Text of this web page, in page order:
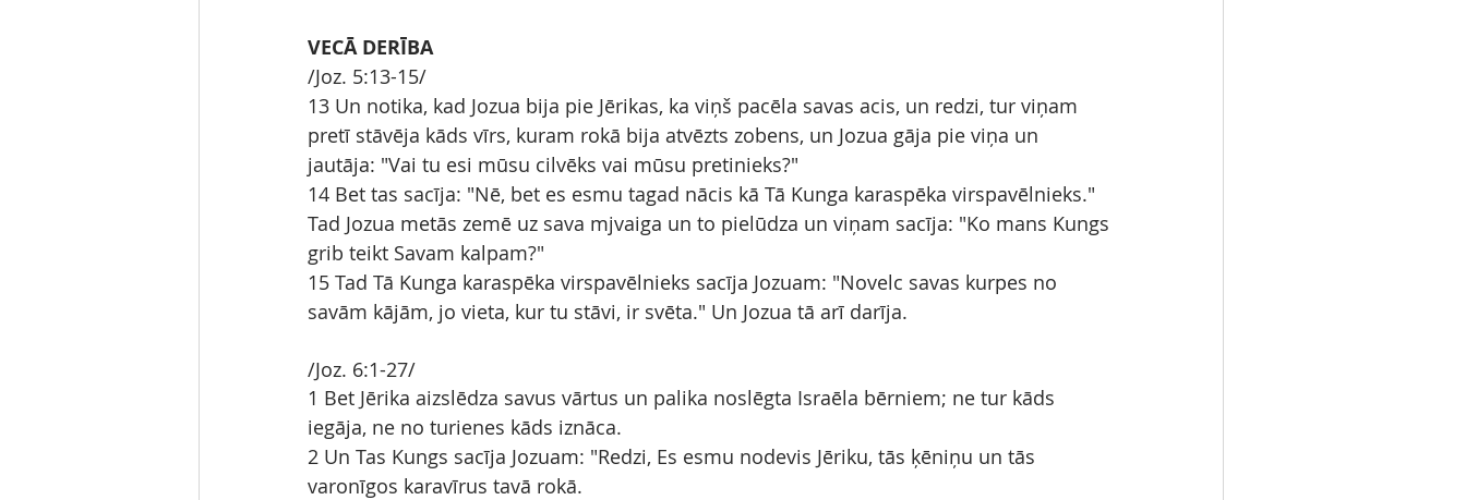
VECĀ DERĪBA
/Joz. 5:13-15/
13 Un notika, kad Jozua bija pie Jērikas, ka viņš pacēla savas acis, un redzi, tur viņam
pretī stāvēja kāds vīrs, kuram rokā bija atvēzts zobens, un Jozua gāja pie viņa un
jautāja: "Vai tu esi mūsu cilvēks vai mūsu pretinieks?"
14 Bet tas sacīja: "Nē, bet es esmu tagad nācis kā Tā Kunga karaspēka virspavēlnieks."
Tad Jozua metās zemē uz sava mjvaiga un to pielūdza un viņam sacīja: "Ko mans Kungs
grib teikt Savam kalpam?"
15 Tad Tā Kunga karaspēka virspavēlnieks sacīja Jozuam: "Novelc savas kurpes no
savām kājām, jo vieta, kur tu stāvi, ir svēta." Un Jozua tā arī darīja.
/Joz. 6:1-27/
1 Bet Jērika aizslēdza savus vārtus un palika noslēgta Israēla bērniem; ne tur kāds
iegāja, ne no turienes kāds iznāca.
2 Un Tas Kungs sacīja Jozuam: "Redzi, Es esmu nodevis Jēriku, tās ķēniņu un tās
varonīgos karavīrus tavā rokā.